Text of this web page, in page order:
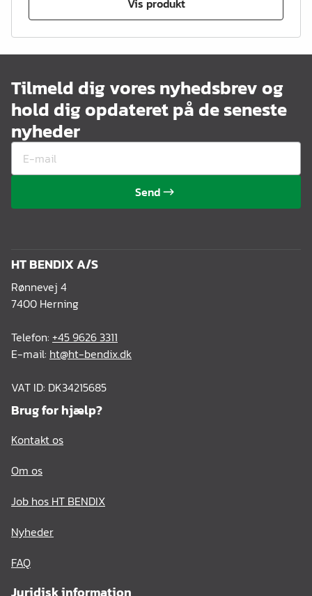
Tilmeld dig vores nyhedsbrev og
hold dig opdateret på de seneste
nyheder
Send
HT BENDIX A/S
Rønnevej 4
7400 Herning
Telefon: +45 9626 3311
E-mail: ht@ht-bendix.dk
VAT ID: DK34215685
Brug for hjælp?
Kontakt os
Om os
Job hos HT BENDIX
Nyheder
FAQ
Juridisk information